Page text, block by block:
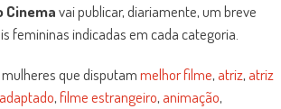
Cinemavai publicar, diariamente, um breve
femininas indicadas em cada categoria.
que disputammelhor filme, atriz, atriz
,filme estrangeiro, animação,